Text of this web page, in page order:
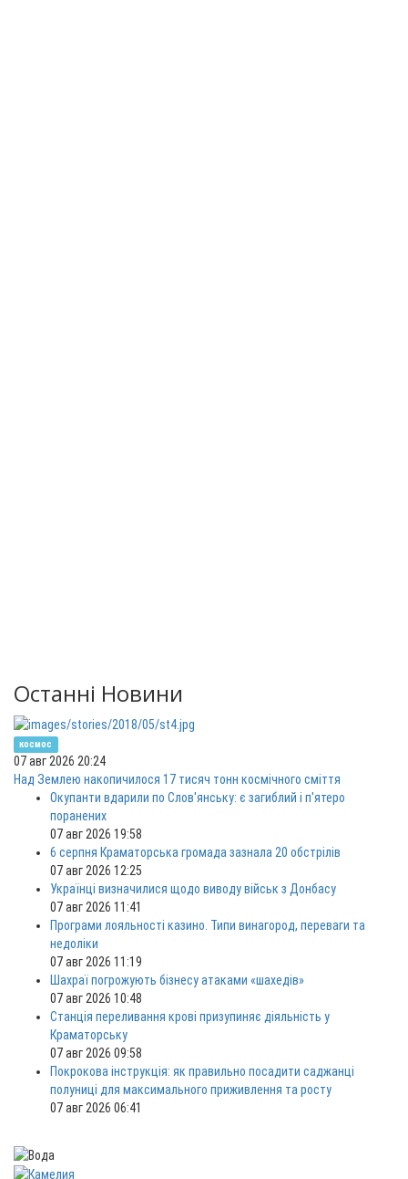
Останні Новини
космос
07 авг 2026 20:24
Над Землею накопичилося 17 тисяч тонн космічного сміття
Окупанти вдарили по Слов'янську: є загиблий і п'ятеро
поранених
07 авг 2026 19:58
6 серпня Краматорська громада зазнала 20 обстрілів
07 авг 2026 12:25
Українці визначилися щодо виводу військ з Донбасу
07 авг 2026 11:41
Програми лояльності казино. Типи винагород, переваги та
недоліки
07 авг 2026 11:19
Шахраї погрожують бізнесу атаками «шахедів»
07 авг 2026 10:48
Станція переливання крові призупиняє діяльність у
Краматорську
07 авг 2026 09:58
Покрокова інструкція: як правильно посадити саджанці
полуниці для максимального приживлення та росту
07 авг 2026 06:41